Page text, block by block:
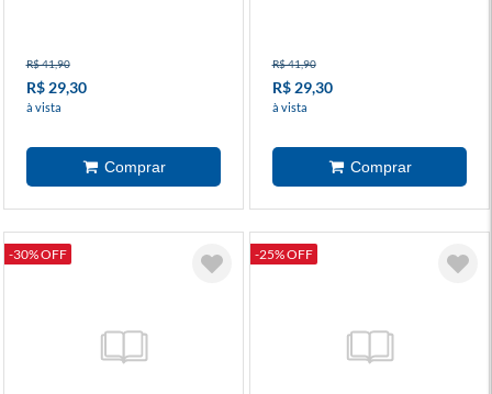
R$ 41,90
R$ 29,30
à vista
R$ 41,90
R$ 29,30
à vista
-30% OFF -25% OFF